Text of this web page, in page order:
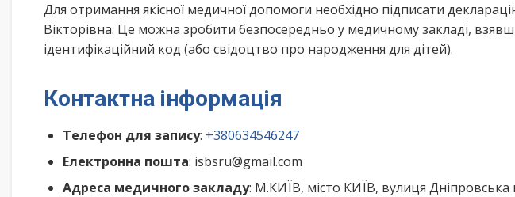
Для отримання якісної медичної допомоги необхідно підписати
Вікторівна. Це можна зробити безпосередньо у медичному закладі,
ідентифікаційний код (або свідоцтво про народження для дітей).
Контактна інформація
Телефон для запису: +380634546247
Електронна пошта: isbsru@gmail.com
Адреса медичного закладу: М.КИЇВ, місто КИЇВ, вулиця